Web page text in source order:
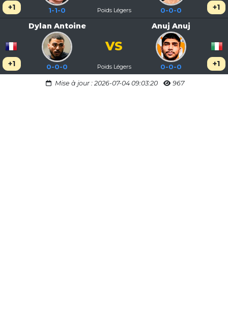
1-1-0 0-0-0
+1 +1
Poids Légers
Dylan Antoine
0-0-0
Anuj Anuj
0-0-0
VS
+1 +1
Poids Légers
Mise à jour : 2026-07-04 09:03:20 967